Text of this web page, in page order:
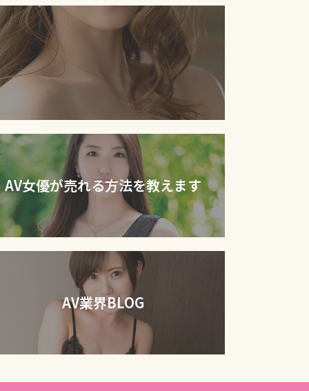
AV女優が売れる方法を教えます
AV業界BLOG